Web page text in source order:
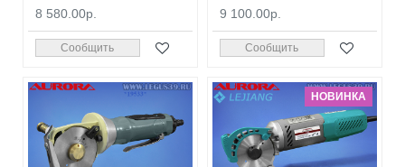
8 580.00р.
Сообщить
9 100.00р.
Сообщить
НОВИНКА